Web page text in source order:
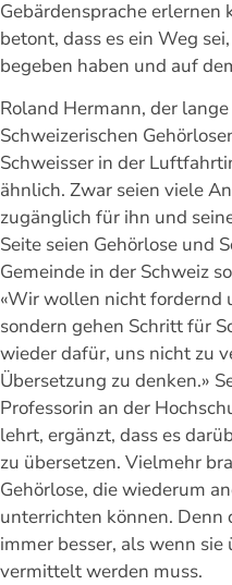
Gebärdensprache erlernen
betont, dass es ein Weg
begeben haben und auf
Roland Hermann, der
Schweizerischen
Schweisser in der
ähnlich. Zwar seien viele
zugänglich für ihn und
Seite seien Gehörlose und
Gemeinde in der Schweiz
«Wir wollen nicht fordernd
sondern gehen Schritt für
wieder dafür, uns nicht zu
Übersetzung zu denken.»
Professorin an der
lehrt, ergänzt, dass es
zu übersetzen. Vielmehr
Gehörlose, die wiederum
unterrichten können. Denn
immer besser, als wenn
vermittelt werden muss.